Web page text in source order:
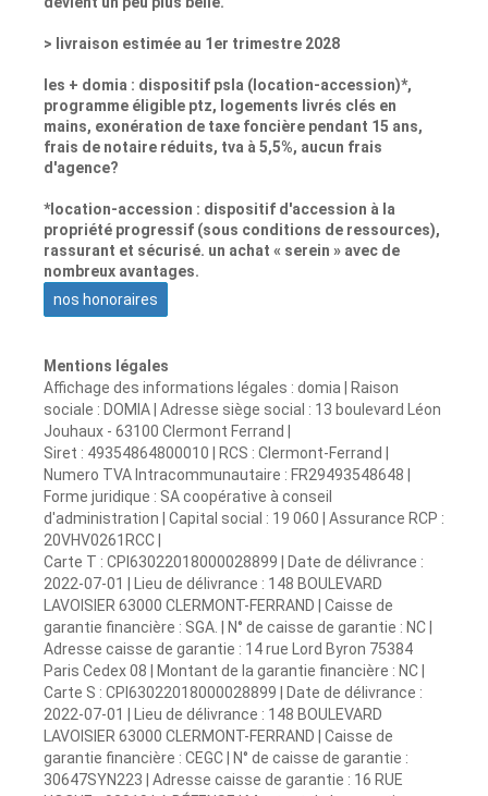
> livraison estimée au 1er trimestre 2028
les + domia : dispositif psla (location-accession)*,
programme éligible ptz, logements livrés clés en
mains, exonération de taxe foncière pendant 15 ans,
frais de notaire réduits, tva à 5,5%, aucun frais
d'agence?
*location-accession : dispositif d'accession à la
propriété progressif (sous conditions de ressources),
rassurant et sécurisé. un achat « serein » avec de
nombreux avantages.
nos honoraires
Mentions légales
Affichage des informations légales : domia | Raison
sociale : DOMIA | Adresse siège social : 13 boulevard Léon
Jouhaux - 63100 Clermont Ferrand |
Siret : 49354864800010 | RCS : Clermont-Ferrand |
Numero TVA Intracommunautaire : FR29493548648 |
Forme juridique : SA coopérative à conseil
d'administration | Capital social : 19 060 | Assurance RCP :
20VHV0261RCC |
Carte T : CPI63022018000028899 | Date de délivrance :
2022-07-01 | Lieu de délivrance : 148 BOULEVARD
LAVOISIER 63000 CLERMONT-FERRAND | Caisse de
garantie financière : SGA. | N° de caisse de garantie : NC |
Adresse caisse de garantie : 14 rue Lord Byron 75384
Paris Cedex 08 | Montant de la garantie financière : NC |
Carte S : CPI63022018000028899 | Date de délivrance :
2022-07-01 | Lieu de délivrance : 148 BOULEVARD
LAVOISIER 63000 CLERMONT-FERRAND | Caisse de
garantie financière : CEGC | N° de caisse de garantie :
30647SYN223 | Adresse caisse de garantie : 16 RUE